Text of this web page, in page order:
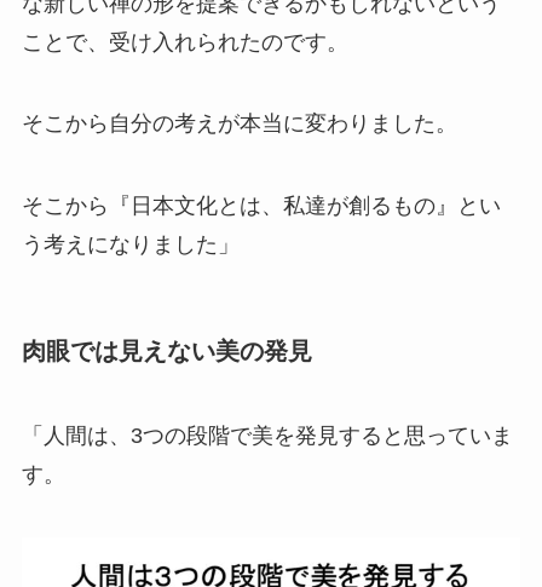
ことで、受け入れられたのです。
そこから自分の考えが本当に変わりました。
そこから『日本文化とは、私達が創るもの』とい
う考えになりました」
肉眼では見えない美の発見
「人間は、3つの段階で美を発見すると思っていま
す。